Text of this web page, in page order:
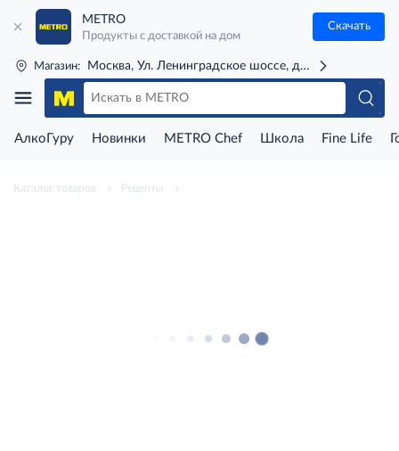
METRO
Продукты с доставкой на дом
Скачать
Магазин: Москва, Ул. Ленинградское шоссе, д. 71Г (м. Речной
АлкоГуру Новинки METRO Chef Школа Fine Life
Каталог товаров Рецепты